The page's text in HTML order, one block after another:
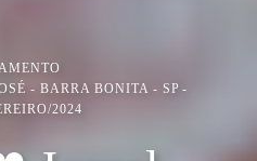
- BARRA BONITA - SP
2024